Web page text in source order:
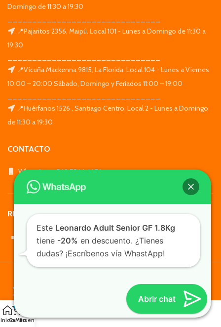
Domingo de 11:30 a 19:30
📍Pajaritos 2356, Maipú. Local 101 - Lunes a Domingo de 11:30 a
19:30
📍Vicuña Mackenna 9815, La Florida. Local 104 - Lunes a Viernes
10:00 – 20:00 Sábado, Domingo y Feriados 11:00 – 19:00
📍Huérfanos 1526 , Santiago Centro. Local 2 - Lunes a Domingo
de 11:30 a 19:30
CONTACTO
WhatsApp: +569 7564 4676
REDES SOCIALES
TusMascotas.cl
InicioCarrito
Mi cuenta
Abrir chat
Este Leonardo Adult Senior GF 1.8Kg
tiene -20% en descuento. ¿Tienes
dudas? ¡Escríbenos vía WhastApp!